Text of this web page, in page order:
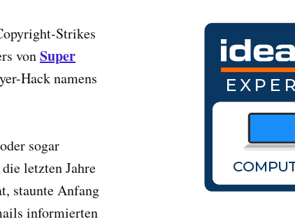
Strikes
vonSuper
Hack namens
sogar
letzten Jahre
staunte Anfang
informierten